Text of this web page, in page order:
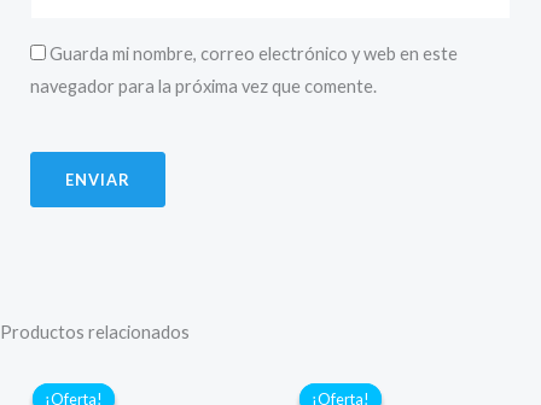
Guarda mi nombre, correo electrónico y web en este
navegador para la próxima vez que comente.
Productos relacionados
¡Oferta!
¡Oferta! ¡Oferta!
¡Oferta!